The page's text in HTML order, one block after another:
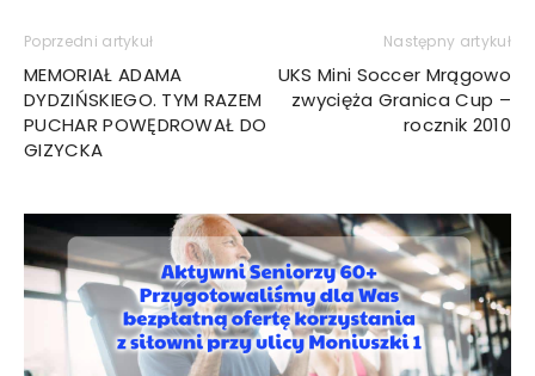
Poprzedni artykuł
MEMORIAŁ ADAMA
DYDZIŃSKIEGO. TYM RAZEM
PUCHAR POWĘDROWAŁ DO
GIZYCKA
Następny artykuł
UKS Mini Soccer Mrągowo
zwycięża Granica Cup –
rocznik 2010